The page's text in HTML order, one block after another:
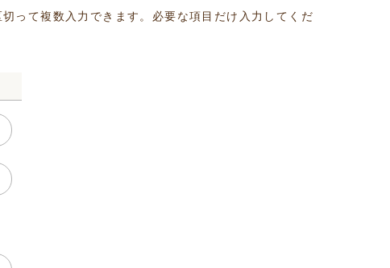
って複数入力できます。必要な項目だけ入力してくだ